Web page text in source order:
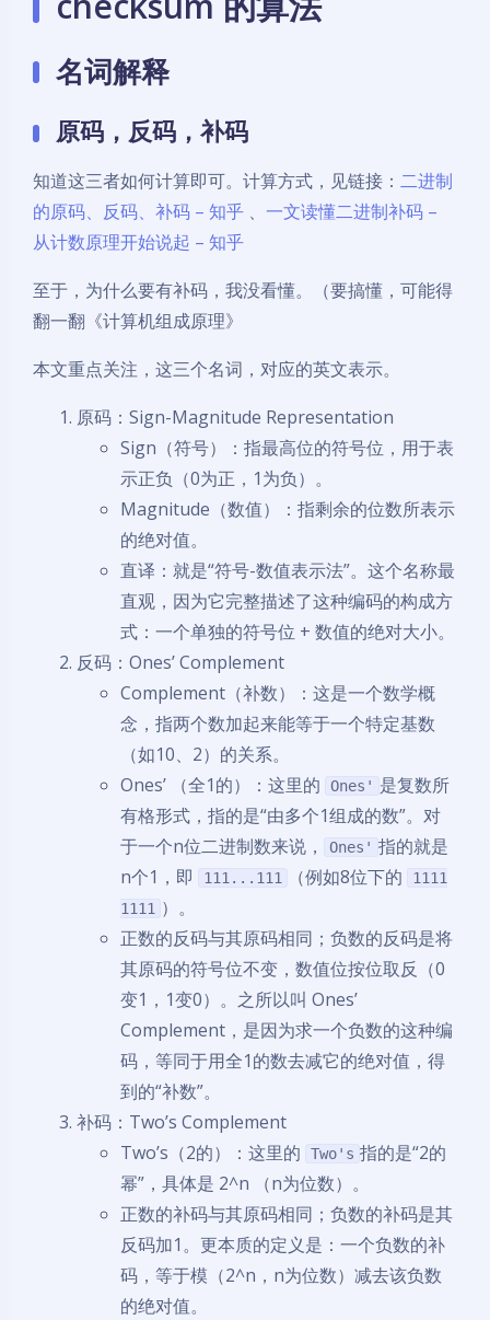
名词解释
原码，反码，补码
知道这三者如何计算即可。计算方式，见链接： 二进制
的原码、反码、补码 – 知乎 、 一文读懂二进制补码 –
从计数原理开始说起 – 知乎
至于，为什么要有补码，我没看懂。（要搞懂，可能得
翻一翻《计算机组成原理》
本文重点关注，这三个名词，对应的英文表示。
原码：Sign-Magnitude Representation
Sign（符号）：指最高位的符号位，用于表
示正负（0为正，1为负）。
Magnitude（数值）：指剩余的位数所表示
的绝对值。
直译：就是“符号-数值表示法”。这个名称最
直观，因为它完整描述了这种编码的构成方
式：一个单独的符号位 + 数值的绝对大小。
反码：Ones’ Complement
Complement（补数）：这是一个数学概
念，指两个数加起来能等于一个特定基数
（如10、2）的关系。
Ones’ （全1的）：这里的
Ones' 是复数所
有格形式，指的是“由多个1组成的数”。对
于一个n位二进制数来说，
Ones' 指的就是
n个1，即
111...111 （例如8位下的
1111
1111 ）。
正数的反码与其原码相同；负数的反码是将
其原码的符号位不变，数值位按位取反（0
变1，1变0）。之所以叫 Ones’
Complement，是因为求一个负数的这种编
码，等同于用全1的数去减它的绝对值，得
到的“补数”。
补码：Two’s Complement
Two’s（2的）：这里的
Two's 指的是“2的
幂”，具体是 2^n （n为位数）。
正数的补码与其原码相同；负数的补码是其
反码加1。更本质的定义是：一个负数的补
码，等于模（2^n，n为位数）减去该负数
的绝对值。